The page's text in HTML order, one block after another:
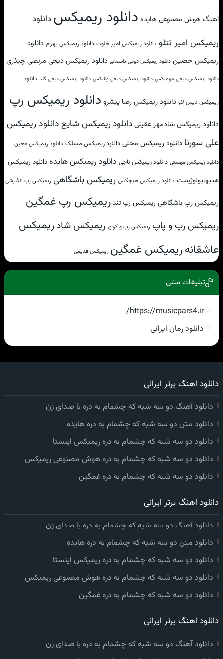
آهنگ هوش مصنوعی هایده دانلود ریمیکسدانلود
ریمیکس امیر تتلو دانلود ریمیکس امیر خلوت دانلود ریمیکس بهرام دانلود
ریمیکس حصین دانلود ریمیکس دیجی تاسمانی دانلود ریمیکس دیجی مرتضی چیذری
دانلود ریمیکس دیجی مومیکس دانلود ریمیکس دیجی والیکس دانلود ریمیکس دیجی گلد دانلود
ریمیکس دیس لاو دانلود ریمیکس رضا پیشرو دانلود ریمیکس رپ
دانلود ریمیکس شادمهر عقیلیدانلود ریمیکس شایعدانلود ریمیکس
علی سورنا دانلود ریمیکس محلی دانلود ریمیکس مسلک دانلود ریمیکس معین
دانلود ریمیکس مهستی دانلود ریمیکس ناجی دانلود ریمیکس هایدهدانلود ریمیکس
هیپهاپولوژیست دانلود ریمیکس هیچکس ریمیکس باشگاهی ریمیکس رپ انگیزشی
ریمیکس رپ باشگاهی ریمیکس رپ تند ریمیکس رپ غمگین
ریمیکس رپ و پاپ ریمیکس رپ و کردی ریمیکس شادریمیکس
عاشقانهریمیکس غمگین ریمیکس قدیمی
تبلیغات متنی
https://musicpars4.ir/
دانلود رمان ایرانی
دانلود اهنگ برتر ایرانی
دانلود آهنگ دو سه شبه که چشمام به دره با صدای زن
دانلود متن دو سه شبه که چشمام به دره هایده
دانلود دو سه شبه که چشمام به دره ریمیکس اینستا
دانلود دو سه شبه که چشمام به دره هوش مصنوعی ریمیکس
دانلود دو سه شبه که چشمام به دره غمگین
دانلود اهنگ برتر ایرانی
دانلود آهنگ دو سه شبه که چشمام به دره با صدای زن
دانلود متن دو سه شبه که چشمام به دره هایده
دانلود دو سه شبه که چشمام به دره ریمیکس اینستا
دانلود دو سه شبه که چشمام به دره هوش مصنوعی ریمیکس
دانلود دو سه شبه که چشمام به دره غمگین
دانلود اهنگ برتر ایرانی
دانلود آهنگ دو سه شبه که چشمام به دره با صدای زن